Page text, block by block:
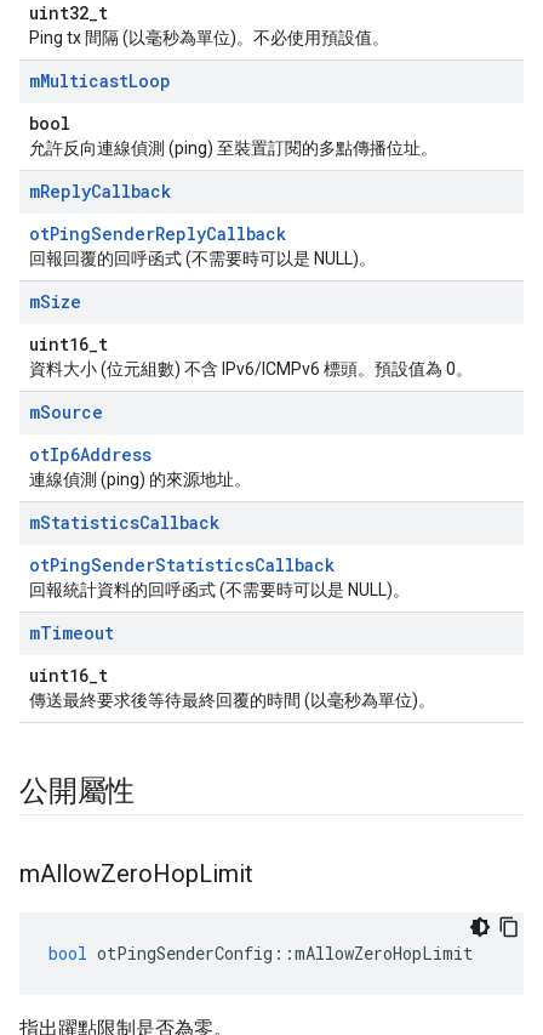
uint32_t
Ping tx 間隔 (以毫秒為單位)。不必使用預設值。
mMulticastLoop
bool
允許反向連線偵測 (ping) 至裝置訂閱的多點傳播位址。
mReplyCallback
otPingSenderReplyCallback
回報回覆的回呼函式 (不需要時可以是 NULL)。
mSize
uint16_t
資料大小 (位元組數) 不含 IPv6/ICMPv6 標頭。預設值為 0。
mSource
otIp6Address
連線偵測 (ping) 的來源地址。
mStatisticsCallback
otPingSenderStatisticsCallback
回報統計資料的回呼函式 (不需要時可以是 NULL)。
mTimeout
uint16_t
傳送最終要求後等待最終回覆的時間 (以毫秒為單位)。
公開屬性
mAllowZeroHopLimit
bool otPingSenderConfig ::mAllowZeroHopLimit
指出躍點限制是否為零。